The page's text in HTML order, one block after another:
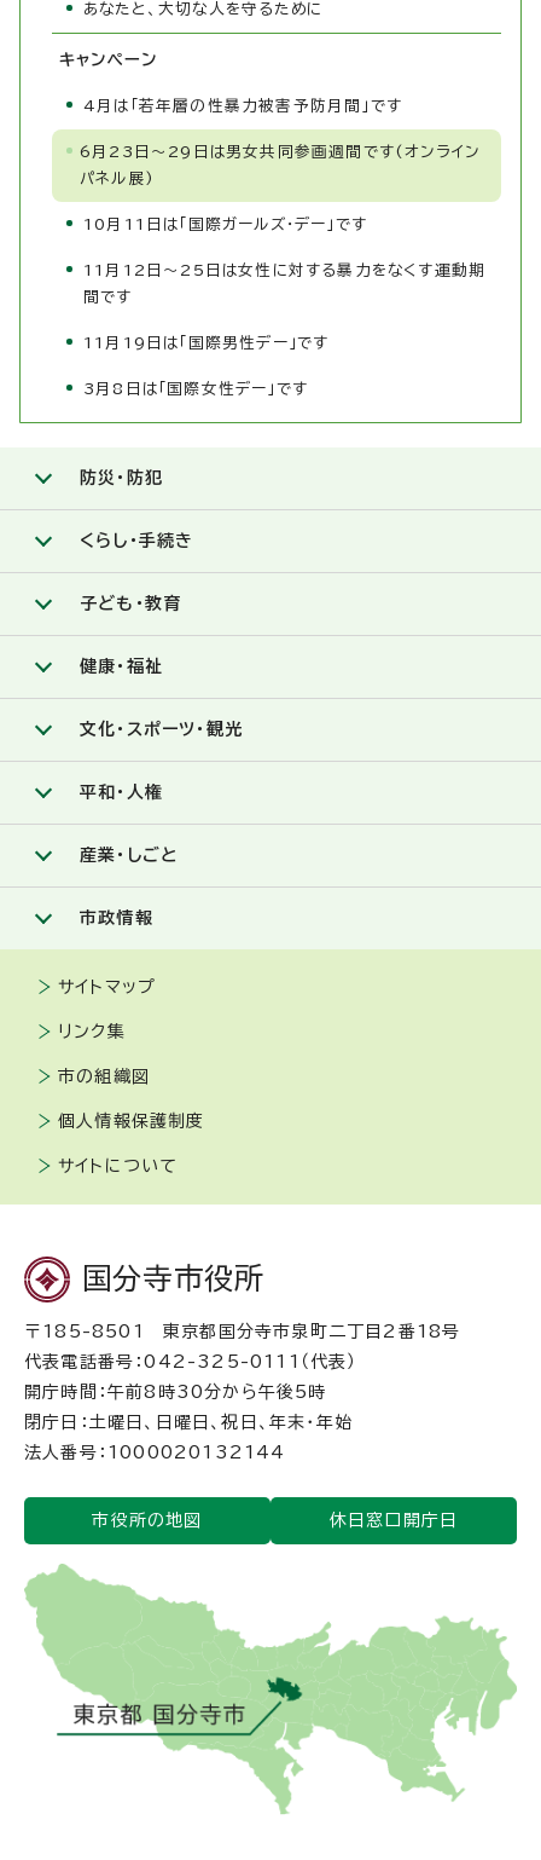
あなたと、大切な人を守るために
キャンペーン
4月は「若年層の性暴力被害予防月間」です
6月23日～29日は男女共同参画週間です(オンライン
パネル展)
10月11日は「国際ガールズ・デー」です
11月12日～25日は女性に対する暴力をなくす運動期
間です
11月19日は「国際男性デー」です
3月8日は「国際女性デー」です
防災・防犯
くらし・手続き
子ども・教育
健康・福祉
文化・スポーツ・観光
平和・人権
産業・しごと
市政情報
サイトマップ
リンク集
市の組織図
個人情報保護制度
サイトについて
国分寺市役所
〒185-8501 東京都国分寺市泉町二丁目2番18号
代表電話番号：042-325-0111（代表）
開庁時間：午前8時30分から午後5時
閉庁日：土曜日、日曜日、祝日、年末・年始
法人番号：1000020132144
市役所の地図 休日窓口開庁日